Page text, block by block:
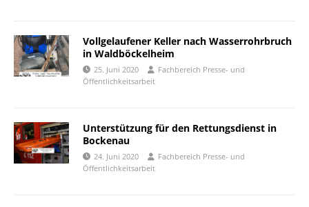
Vollgelaufener Keller nach Wasserrohrbruch
in Waldböckelheim
25. Juni 2020
Fachbereich Presse- und
Öffentlichkeitsarbeit
Unterstützung für den Rettungsdienst in
Bockenau
24. Juni 2020
Fachbereich Presse- und
Öffentlichkeitsarbeit